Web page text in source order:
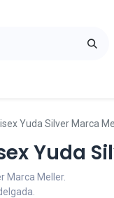
Yuda Silver Marca
Yuda
Marca Meller.